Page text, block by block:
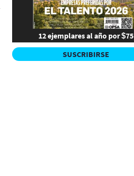
12 ejemplares al año por $75
SUSCRIBIRSE